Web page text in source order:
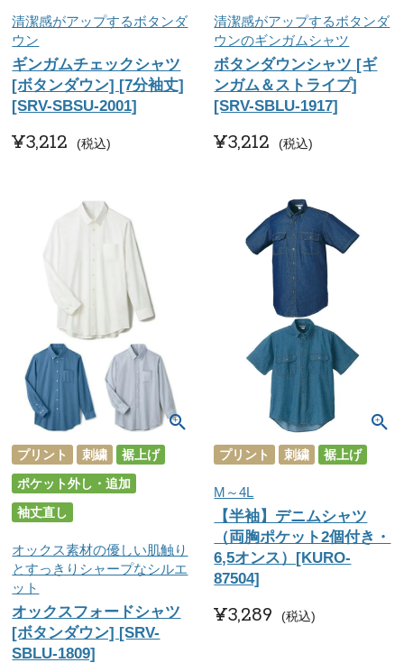
清潔感がアップするボタンダ
ウン
ギンガムチェックシャツ
[ボタンダウン] [7分袖丈]
[SRV-SBSU-2001]
¥3,212 税込
清潔感がアップするボタンダ
ウンのギンガムシャツ
ボタンダウンシャツ [ギ
ンガム＆ストライプ]
[SRV-SBLU-1917]
¥3,212 税込
プリント 刺繍
裾上げ
ポケット外し・追加
袖丈直し
オックス素材の優しい肌触り
とすっきりシャープなシルエ
ット
オックスフォードシャツ
[ボタンダウン] [SRV-
SBLU-1809]
プリント 刺繍 裾上げ
M～4L
【半袖】デニムシャツ
（両胸ポケット2個付き・
6,5オンス）[KURO-
87504]
¥3,289 税込